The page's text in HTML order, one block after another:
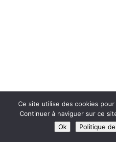
Ce site utilise des cookies
Continuer à naviguer sur ce
Ok
Politique